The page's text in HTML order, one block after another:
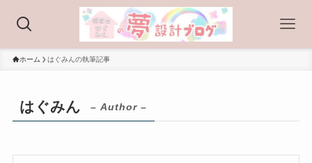
ホーム はぐみんの執筆記事
はぐみん – Author –